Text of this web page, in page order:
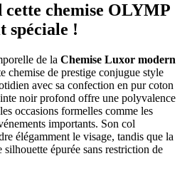
cette chemise OLYMP
spéciale !
de la Chemise Luxor modern
chemise de prestige conjugue style
avec sa confection en pur coton
noir profond offre une polyvalence
occasions formelles comme les
importants. Son col
élégamment le visage, tandis que la
épurée sans restriction de